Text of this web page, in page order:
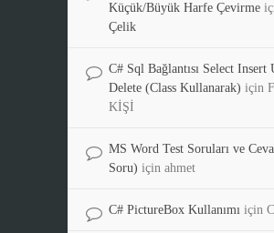
Küçük/Büyük Harfe Çevirme
Çelik
C# Sql Bağlantısı Select Insert
Delete (Class Kullanarak) için
KİŞİ
MS Word Test Soruları ve
Soru) için ahmet
C# PictureBox Kullanımı için